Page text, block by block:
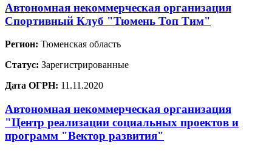
Автономная некоммерческая организация
Спортивный Клуб "Тюмень Топ Тим"
Регион: Тюменская область
Статус: Зарегистрированные
Дата ОГРН: 11.11.2020
Автономная некоммерческая организация
"Центр реализации социальных проектов и
программ "Вектор развития"